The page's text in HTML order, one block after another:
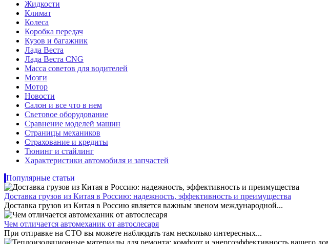
Жидкости
Климат
Колеса
Коробка передач
Кузов и багажник
Лада Веста
Лада Веста CNG
Масса советов для водителей
Мозги
Мотор
Новости
Салон и все что в нем
Световое оборудование
Сравнение моделей машин
Страницы механиков
Страхование и кредиты
Тюнинг и стайлинг
Характеристики автомобиля и запчастей
Популярные статьи
Доставка грузов из Китая в Россию: надежность, эффективность и преимущества
Доставка грузов из Китая в Россию является важным звеном международной...
Чем отличается автомеханик от автослесаря
При отправке на СТО вы можете наблюдать там несколько интересных...